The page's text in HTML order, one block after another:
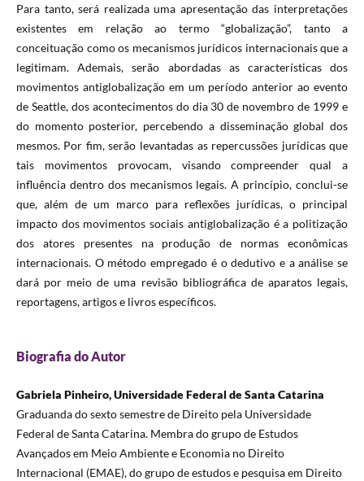
Para tanto, será realizada uma apresentação das interpretações
existentes em relação ao termo “globalização”, tanto a
conceituação como os mecanismos jurídicos internacionais que a
legitimam. Ademais, serão abordadas as características dos
movimentos antiglobalização em um período anterior ao evento
de Seattle, dos acontecimentos do dia 30 de novembro de 1999 e
do momento posterior, percebendo a disseminação global dos
mesmos. Por fim, serão levantadas as repercussões jurídicas que
tais movimentos provocam, visando compreender qual a
influência dentro dos mecanismos legais. A princípio, conclui-se
que, além de um marco para reflexões jurídicas, o principal
impacto dos movimentos sociais antiglobalização é a politização
dos atores presentes na produção de normas econômicas
internacionais. O método empregado é o dedutivo e a análise se
dará por meio de uma revisão bibliográfica de aparatos legais,
reportagens, artigos e livros específicos.
Biografia do Autor
Gabriela Pinheiro, Universidade Federal de Santa Catarina
Graduanda do sexto semestre de Direito pela Universidade
Federal de Santa Catarina. Membra do grupo de Estudos
Avançados em Meio Ambiente e Economia no Direito
Internacional (EMAE), do grupo de estudos e pesquisa em Direito